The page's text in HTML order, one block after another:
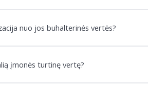
nuo jos buhalterinės vertės?
įmonės turtinę vertę?